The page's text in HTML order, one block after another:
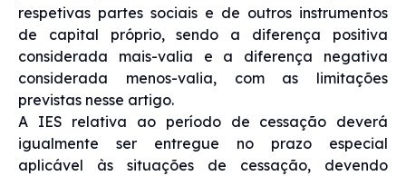
respetivas partes sociais e de outros instrumentos
de capital próprio, sendo a diferença positiva
considerada mais-valia e a diferença negativa
considerada menos-valia, com as limitações
previstas nesse artigo.
A IES relativa ao período de cessação deverá
igualmente ser entregue no prazo especial
aplicável às situações de cessação, devendo